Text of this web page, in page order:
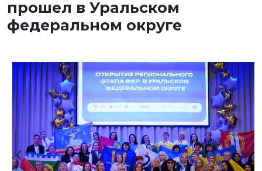
прошел в Уральском
федеральном округе
‹ ›